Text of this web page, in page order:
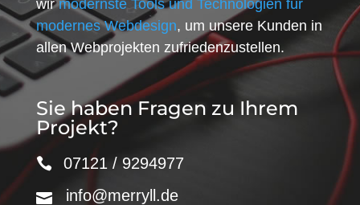
wirmodernste Tools und Technologien für
modernes Webdesign, um unsere Kunden in
allen Webprojekten zufriedenzustellen.
Sie haben Fragen zu Ihrem
Projekt?
07121 / 9294977
info@merryll.de